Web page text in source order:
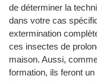
de déterminer la
dans votre cas
extermination
ces insectes de
maison. Aussi,
formation, ils feront